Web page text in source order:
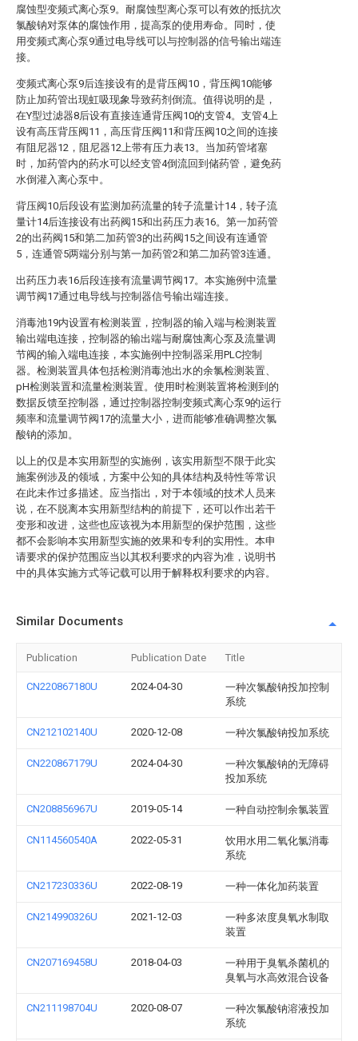
腐蚀型变频式离心泵9。耐腐蚀型离心泵可以有效的抵抗次
氯酸钠对泵体的腐蚀作用，提高泵的使用寿命。同时，使
用变频式离心泵9通过电导线可以与控制器的信号输出端连
接。
变频式离心泵9后连接设有的是背压阀10，背压阀10能够
防止加药管出现虹吸现象导致药剂倒流。值得说明的是，
在Y型过滤器8后设有直接连通背压阀10的支管4。支管4上
设有高压背压阀11，高压背压阀11和背压阀10之间的连接
有阻尼器12，阻尼器12上带有压力表13。当加药管堵塞
时，加药管内的药水可以经支管4倒流回到储药管，避免药
水倒灌入离心泵中。
背压阀10后段设有监测加药流量的转子流量计14，转子流
量计14后连接设有出药阀15和出药压力表16。第一加药管
2的出药阀15和第二加药管3的出药阀15之间设有连通管
5，连通管5两端分别与第一加药管2和第二加药管3连通。
出药压力表16后段连接有流量调节阀17。本实施例中流量
调节阀17通过电导线与控制器信号输出端连接。
消毒池19内设置有检测装置，控制器的输入端与检测装置
输出端电连接，控制器的输出端与耐腐蚀离心泵及流量调
节阀的输入端电连接，本实施例中控制器采用PLC控制
器。检测装置具体包括检测消毒池出水的余氯检测装置、
pH检测装置和流量检测装置。使用时检测装置将检测到的
数据反馈至控制器，通过控制器控制变频式离心泵9的运行
频率和流量调节阀17的流量大小，进而能够准确调整次氯
酸钠的添加。
以上的仅是本实用新型的实施例，该实用新型不限于此实
施案例涉及的领域，方案中公知的具体结构及特性等常识
在此未作过多描述。应当指出，对于本领域的技术人员来
说，在不脱离本实用新型结构的前提下，还可以作出若干
变形和改进，这些也应该视为本用新型的保护范围，这些
都不会影响本实用新型实施的效果和专利的实用性。本申
请要求的保护范围应当以其权利要求的内容为准，说明书
中的具体实施方式等记载可以用于解释权利要求的内容。
Similar Documents
Publication Publication Date Title
CN220867180U 2024-04-30
一种次氯酸钠投加控制
系统
CN212102140U 2020-12-08 一种次氯酸钠投加系统
CN220867179U 2024-04-30
一种次氯酸钠的无障碍
投加系统
CN208856967U 2019-05-14 一种自动控制余氯装置
CN114560540A 2022-05-31
饮用水用二氧化氯消毒
系统
CN217230336U 2022-08-19 一种一体化加药装置
CN214990326U 2021-12-03
一种多浓度臭氧水制取
装置
CN207169458U 2018-04-03
一种用于臭氧杀菌机的
臭氧与水高效混合设备
CN211198704U 2020-08-07
一种次氯酸钠溶液投加
系统